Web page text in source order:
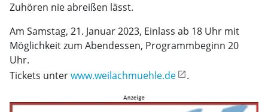
Zuhören nie abreißen lässt.
Am Samstag, 21. Januar 2023, Einlass ab 18 Uhr mit
Möglichkeit zum Abendessen, Programmbeginn 20
Uhr.
Tickets unterwww.weilachmuehle.de .